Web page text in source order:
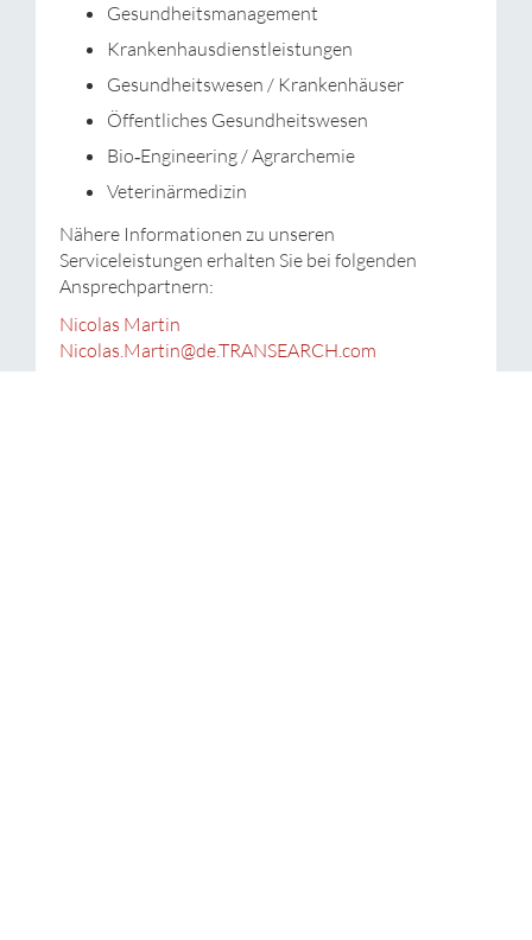
Gesundheitsmanagement
Krankenhausdienstleistungen
Gesundheitswesen / Krankenhäuser
Öffentliches Gesundheitswesen
Bio‐Engineering / Agrarchemie
Veterinärmedizin
Nähere Informationen zu unseren
Serviceleistungen erhalten Sie bei folgenden
Ansprechpartnern:
Nicolas Martin
Nicolas.Martin@de.TRANSEARCH.com